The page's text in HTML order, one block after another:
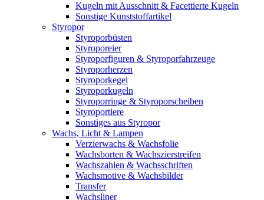
Kugeln mit Ausschnitt & Facettierte Kugeln
Sonstige Kunststoffartikel
Styropor
Styroporbüsten
Styroporeier
Styroporfiguren & Styroporfahrzeuge
Styroporherzen
Styroporkegel
Styroporkugeln
Styroporringe & Styroporscheiben
Styroportiere
Sonstiges aus Styropor
Wachs, Licht & Lampen
Verzierwachs & Wachsfolie
Wachsborten & Wachszierstreifen
Wachszahlen & Wachsschriften
Wachsmotive & Wachsbilder
Transfer
Wachsliner